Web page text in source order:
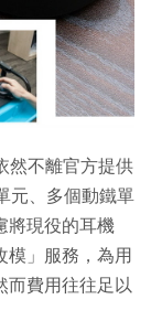
然不離官方提供
元、多個動鐵單
將現役的耳機
模」服務，為用
而費用往往足以